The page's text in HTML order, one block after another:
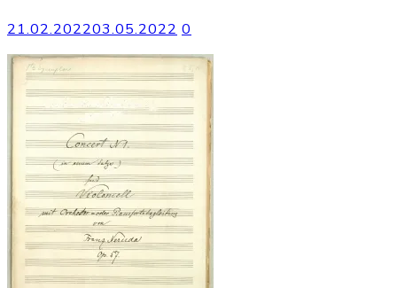
21.02.202203.05.2022 0